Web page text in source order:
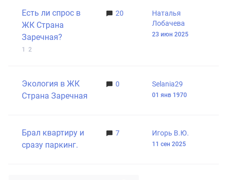
Есть ли спрос в
ЖК Страна
Заречная?
1 2
20
Наталья
Лобачева
23 июн 2025
Экология в ЖК
Страна Заречная
0 Selania29
01 янв 1970
Брал квартиру и
сразу паркинг.
7 Игорь В.Ю.
11 сен 2025